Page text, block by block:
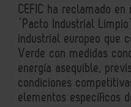
CEFIC ha reclamado
´Pacto Industrial
industrial europeo que
Verde con medidas
energía asequible,
condiciones
elementos específicos